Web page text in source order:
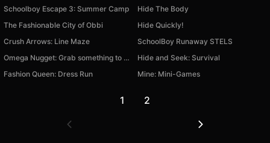
Schoolboy Escape 3: Summer Camp
Hide The Body
The Fashionable City of Obbi
Hide Quickly!
Crush Arrows: Line Maze
SchoolBoy Runaway STELS
Omega Nugget: Grab something to eat
Hide and Seek: Survival
Fashion Queen: Dress Run
Mine: Mini-Games
1 2